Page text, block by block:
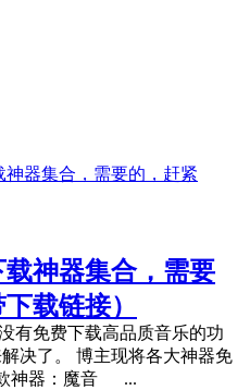
神器集合，需要
载链接）
有免费下载高品质音乐的功
决了。 博主现将各大神器免
神器：魔音 ...